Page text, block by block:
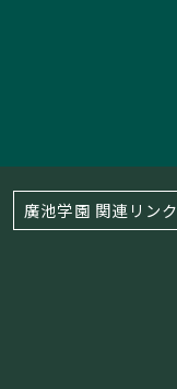
廣池学園 関連リンク